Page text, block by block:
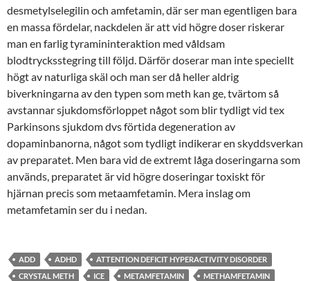
desmetylselegilin och amfetamin, där ser man egentligen bara
en massa fördelar, nackdelen är att vid högre doser riskerar
man en farlig tyramininteraktion med våldsam
blodtrycksstegring till följd. Därför doserar man inte speciellt
högt av naturliga skäl och man ser då heller aldrig
biverkningarna av den typen som meth kan ge, tvärtom så
avstannar sjukdomsförloppet något som blir tydligt vid tex
Parkinsons sjukdom dvs förtida degeneration av
dopaminbanorna, något som tydligt indikerar en skyddsverkan
av preparatet. Men bara vid de extremt låga doseringarna som
används, preparatet är vid högre doseringar toxiskt för
hjärnan precis som metaamfetamin. Mera inslag om
metamfetamin ser du i nedan.
ADD ADHD
ATTENTION DEFICIT HYPERACTIVITY DISORDER
CRYSTAL METH
ICE METAMFETAMIN
METHAMFETAMIN